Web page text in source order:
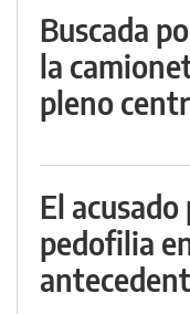
Buscada
la
pleno
El
pedofilia